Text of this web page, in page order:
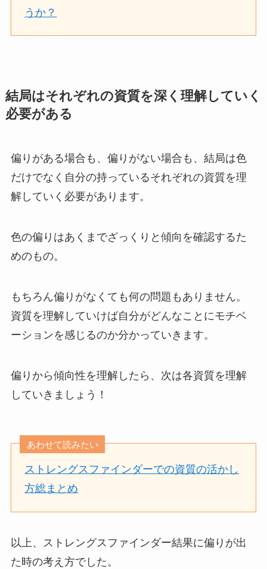
うか？
結局はそれぞれの資質を深く理解していく
必要がある
偏りがある場合も、偏りがない場合も、結局は色
だけでなく自分の持っているそれぞれの資質を理
解していく必要があります。
色の偏りはあくまでざっくりと傾向を確認するた
めのもの。
もちろん偏りがなくても何の問題もありません。
資質を理解していけば自分がどんなことにモチベ
ーションを感じるのか分かっていきます。
偏りから傾向性を理解したら、次は各資質を理解
していきましょう！
あわせて読みたい
ストレングスファインダーでの資質の活かし
方総まとめ
以上、ストレングスファインダー結果に偏りが出
た時の考え方でした。